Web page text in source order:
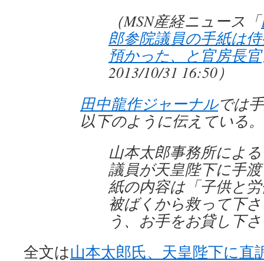
（MSN産経ニュース「
郎参院議員の手紙は
預かった、と官房長官
2013/10/31 16:50）
田中龍作ジャーナルでは
以下のように伝えている。
山本太郎事務所によ
議員が天皇陛下に手
紙の内容は「子供と
被ばくから救って下
う、お手をお貸し下
全文は山本太郎氏、天皇陛下に直